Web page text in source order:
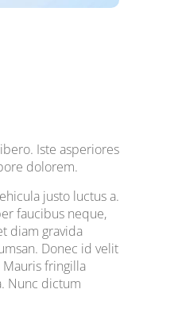
Iste asperiores
dolorem.
justo luctus a.
faucibus neque,
diam gravida
Donec id velit
Mauris fringilla
Nunc dictum